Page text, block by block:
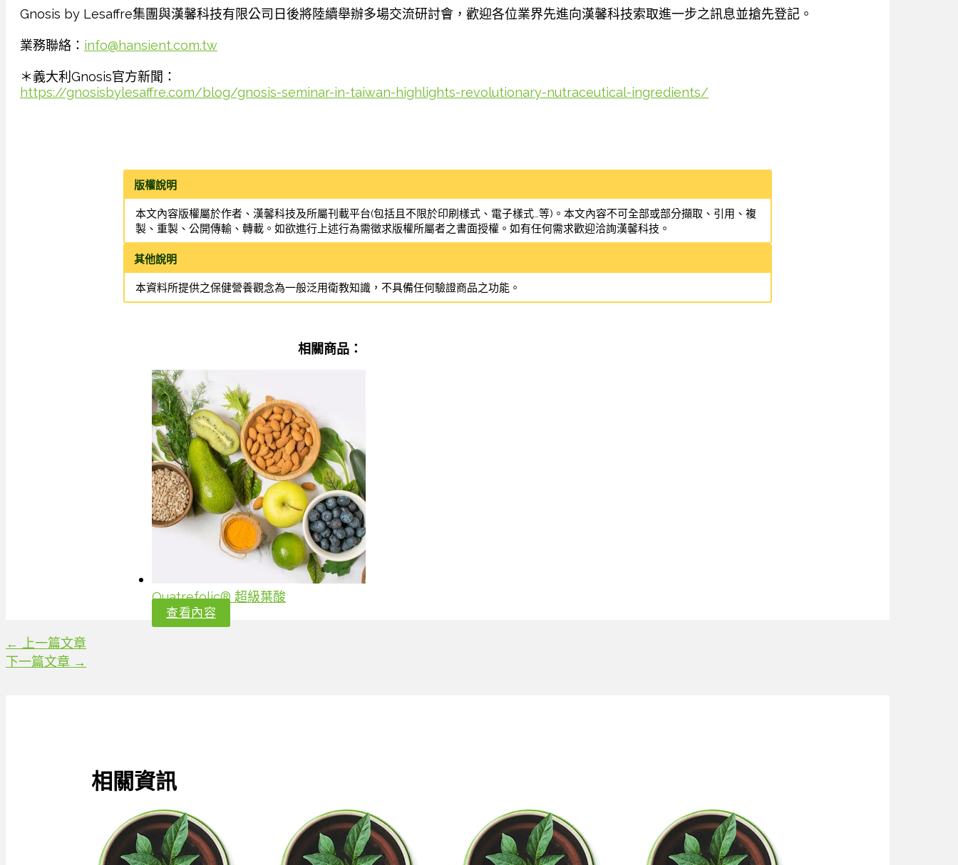
Gnosis by Lesaffre集團與漢馨科技有限公司日後將陸續舉辦多場交流研討會，歡迎各位業界先進向漢馨科技索取進一步之訊息並搶先登記。
業務聯絡： info@hansient.com.tw
＊義大利Gnosis官方新聞：
https://gnosisbylesaffre.com/blog/gnosis-seminar-in-taiwan-highlights-revolutionary-nutraceutical-ingredients/
版權說明
本文內容版權屬於作者、漢馨科技及所屬刊載平台(包括且不限於印刷樣式、電子樣式…等)。本文內容不可全部或部分擷取、引用、複
製、重製、公開傳輸、轉載。如欲進行上述行為需徵求版權所屬者之書面授權。如有任何需求歡迎洽詢漢馨科技。
其他說明
本資料所提供之保健營養觀念為一般泛用衛教知識，不具備任何驗證商品之功能。
相關商品：
Quatrefolic® 超級葉酸
查看內容
← 上一篇文章
下一篇文章 →
相關資訊